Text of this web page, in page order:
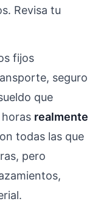
Revisa tu
fijos
seguro
que
realmente
todas las que
pero